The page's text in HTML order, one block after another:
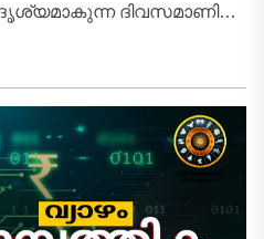
ദിവസമാണിന്ന്.
ദീർഘകാലമായി മനസ്സിൽ